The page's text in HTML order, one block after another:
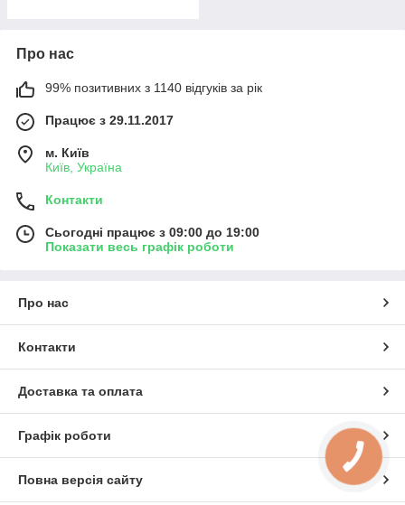
Про нас
99% позитивних з 1140 відгуків за рік
Працює з 29.11.2017
м. Київ
Київ, Україна
Контакти
Сьогодні працює з 09:00 до 19:00
Показати весь графік роботи
Про нас
Контакти
Доставка та оплата
Графік роботи
Повна версія сайту